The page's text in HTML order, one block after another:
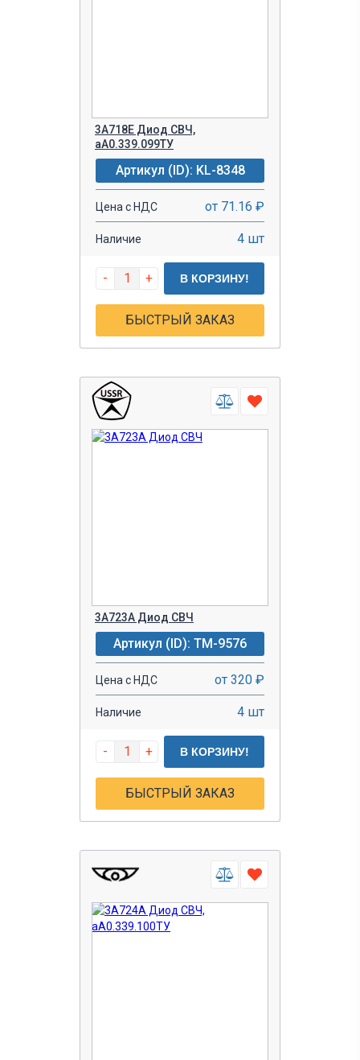
3А718Е Диод СВЧ,
аА0.339.099ТУ
Артикул (ID): KL-8348
Цена с НДС от 71.16 ₽
Наличие 4 шт
- + В КОРЗИНУ!
БЫСТРЫЙ ЗАКАЗ
3А723А Диод СВЧ
Артикул (ID): TM-9576
Цена с НДС от 320 ₽
Наличие 4 шт
- + В КОРЗИНУ!
БЫСТРЫЙ ЗАКАЗ